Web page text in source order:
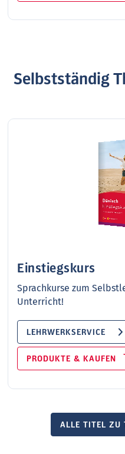
Selbstständig
Einstiegskurs
Sprachkurse zum
Unterricht!
LEHRWERKSERVICE
PRODUKTE & KAUFEN
ALLE TITEL ZU